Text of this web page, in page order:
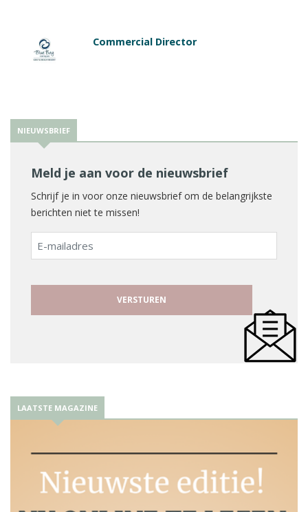
Commercial Director
NIEUWSBRIEF
Meld je aan voor de nieuwsbrief
Schrijf je in voor onze nieuwsbrief om de belangrijkste
berichten niet te missen!
E-
mailadres
LAATSTE MAGAZINE